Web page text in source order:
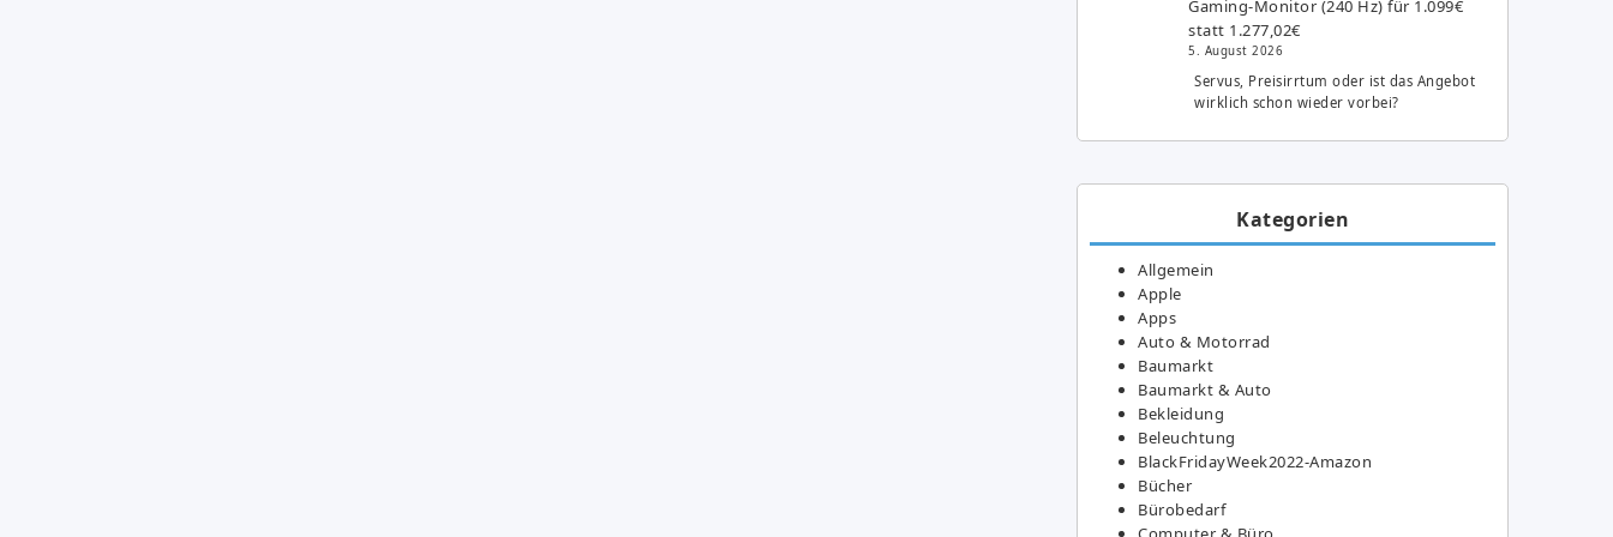
Gaming-Monitor (240 Hz) für 1.099€
statt 1.277,02€
5. August 2026
Servus, Preisirrtum oder ist das Angebot
wirklich schon wieder vorbei?
Kategorien
Allgemein
Apple
Apps
Auto & Motorrad
Baumarkt
Baumarkt & Auto
Bekleidung
Beleuchtung
BlackFridayWeek2022-Amazon
Bücher
Bürobedarf